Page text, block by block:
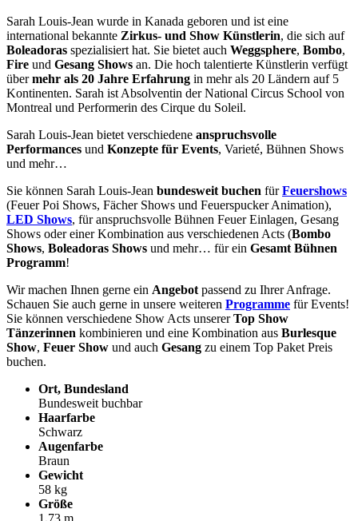
Sarah Louis-Jean wurde in Kanada geboren und ist eine
international bekannte Zirkus- und Show Künstlerin, die sich auf
Boleadoras spezialisiert hat. Sie bietet auch Weggsphere, Bombo,
Fire und Gesang Shows an. Die hoch talentierte Künstlerin verfügt
übermehr als 20 Jahre Erfahrung in mehr als 20 Ländern auf 5
Kontinenten. Sarah ist Absolventin der National Circus School von
Montreal und Performerin des Cirque du Soleil.
Sarah Louis-Jean bietet verschiedene anspruchsvolle
Performances und Konzepte für Events, Varieté, Bühnen Shows
und mehr…
Sie können Sarah Louis-Jean bundesweit buchen fürFeuershows
(Feuer Poi Shows, Fächer Shows und Feuerspucker Animation),
LED Shows, für anspruchsvolle Bühnen Feuer Einlagen, Gesang
Shows oder einer Kombination aus verschiedenen Acts (Bombo
Shows, Boleadoras Shows und mehr… für ein Gesamt Bühnen
Programm!
Wir machen Ihnen gerne ein Angebot passend zu Ihrer Anfrage.
Schauen Sie auch gerne in unsere weiteren Programme für Events!
Sie können verschiedene Show Acts unsererTop Show
Tänzerinnen kombinieren und eine Kombination aus Burlesque
Show, Feuer Show und auch Gesang zu einem Top Paket Preis
buchen.
Ort, Bundesland
Bundesweit buchbar
Haarfarbe
Schwarz
Augenfarbe
Braun
Gewicht
58 kg
Größe
1,73 m